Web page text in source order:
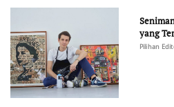
yang
Pilihan